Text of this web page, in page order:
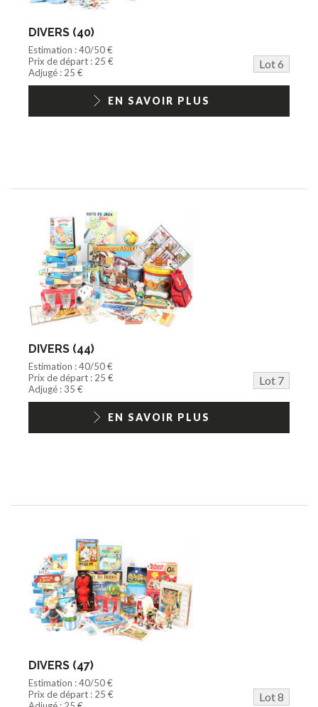
DIVERS (40)
Estimation : 40/50 €
Prix de départ : 25 €
Lot 6
Adjugé : 25 €
EN SAVOIR PLUS
DIVERS (44)
Estimation : 40/50 €
Prix de départ : 25 €
Lot 7
Adjugé : 35 €
EN SAVOIR PLUS
DIVERS (47)
Estimation : 40/50 €
Prix de départ : 25 €
Lot 8